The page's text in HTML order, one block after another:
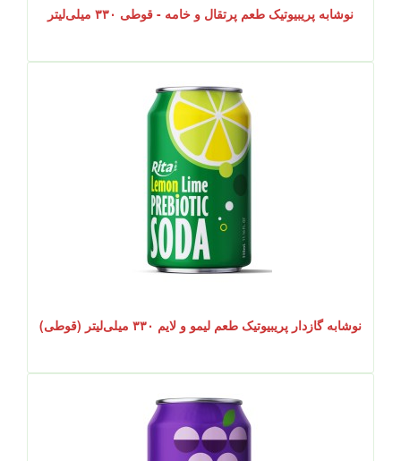
نوشابه پریبیوتیک طعم پرتقال و خامه - قوطی ۳۳۰ میلی‌لیتر
نوشابه گازدار پریبیوتیک طعم لیمو و لایم ۳۳۰ میلی‌لیتر (قوطی)